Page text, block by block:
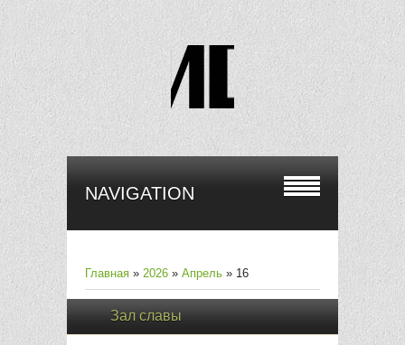
NAVIGATION
Главная » 2026 » Апрель » 16
Зал славы